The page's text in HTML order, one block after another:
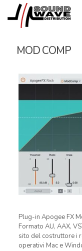
MOD COMP
Plug-in Apogee FX
Formato AU, AAX,
sito del costruttore i
operativi Mac e